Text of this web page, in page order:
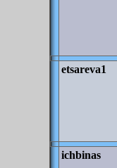
etsareva1
ichbinas